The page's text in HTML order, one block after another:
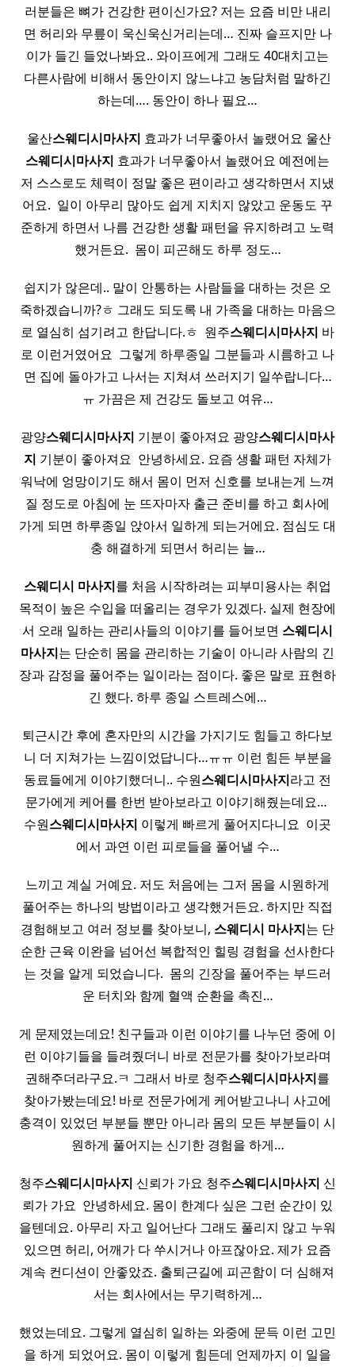
러분들은 뼈가 건강한 편이신가요? 저는 요즘 비만 내리
면 허리와 무릎이 욱신욱신거리는데… 진짜 슬프지만 나
이가 들긴 들었나봐요.. 와이프에게 그래도 40대치고는
다른사람에 비해서 동안이지 않느냐고 농담처럼 말하긴
하는데…. 동안이 하나 필요…
​ 울산스웨디시마사지 효과가 너무좋아서 놀랬어요 울산
스웨디시마사지 효과가 너무좋아서 놀랬어요 예전에는
저 스스로도 체력이 정말 좋은 편이라고 생각하면서 지냈
어요. ​ 일이 아무리 많아도 쉽게 지치지 않았고 운동도 꾸
준하게 하면서 나름 건강한 생활 패턴을 유지하려고 노력
했거든요. ​ 몸이 피곤해도 하루 정도…
쉽지가 않은데.. 말이 안통하는 사람들을 대하는 것은 오
죽하겠습니까?ㅎ 그래도 되도록 내 가족을 대하는 마음으
로 열심히 섬기려고 한답니다.ㅎ ​ 원주스웨디시마사지 바
로 이런거였어요 ​ 그렇게 하루종일 그분들과 시름하고 나
면 집에 돌아가고 나서는 지쳐셔 쓰러지기 일쑤랍니다…
ㅠ 가끔은 제 건강도 돌보고 여유…
광양스웨디시마사지 기분이 좋아져요 광양스웨디시마사
지 기분이 좋아져요 ​ 안녕하세요. 요즘 생활 패턴 자체가
워낙에 엉망이기도 해서 몸이 먼저 신호를 보내는게 느껴
질 정도로 아침에 눈 뜨자마자 출근 준비를 하고 회사에
가게 되면 하루종일 앉아서 일하게 되는거에요. 점심도 대
충 해결하게 되면서 허리는 늘…
스웨디시 마사지를 처음 시작하려는 피부미용사는 취업
목적이 높은 수입을 떠올리는 경우가 있겠다. 실제 현장에
서 오래 일하는 관리사들의 이야기를 들어보면 스웨디시
마사지는 단순히 몸을 관리하는 기술이 아니라 사람의 긴
장과 감정을 풀어주는 일이라는 점이다. 좋은 말로 표현하
긴 했다. 하루 종일 스트레스에…
퇴근시간 후에 혼자만의 시간을 가지기도 힘들고 하다보
니 더 지쳐가는 느낌이었답니다…ㅠㅠ 이런 힘든 부분을
동료들에게 이야기했더니.. 수원스웨디시마사지라고 전
문가에게 케어를 한번 받아보라고 이야기해줬는데요… ​
수원스웨디시마사지 이렇게 빠르게 풀어지다니요 ​ 이곳
에서 과연 이런 피로들을 풀어낼 수…
느끼고 계실 거예요. 저도 처음에는 그저 몸을 시원하게
풀어주는 하나의 방법이라고 생각했거든요. 하지만 직접
경험해보고 여러 정보를 찾아보니, 스웨디시 마사지는 단
순한 근육 이완을 넘어선 복합적인 힐링 경험을 선사한다
는 것을 알게 되었습니다. ​ 몸의 긴장을 풀어주는 부드러
운 터치와 함께 혈액 순환을 촉진…
게 문제였는데요! 친구들과 이런 이야기를 나누던 중에 이
런 이야기들을 들려줬더니 바로 전문가를 찾아가보라며
권해주더라구요.ㅋ 그래서 바로 청주스웨디시마사지를
찾아가봤는데요! 바로 전문가에게 케어받고나니 사고에
충격이 있었던 부분들 뿐만 아니라 몸의 모든 부분들이 시
원하게 풀어지는 신기한 경험을 하게…
청주스웨디시마사지 신뢰가 가요 청주스웨디시마사지 신
뢰가 가요 ​ 안녕하세요. 몸이 한계다 싶은 그런 순간이 있
을텐데요. 아무리 자고 일어난다 그래도 풀리지 않고 누워
있으면 허리, 어깨가 다 쑤시거나 아프잖아요. 제가 요즘
계속 컨디션이 안좋았죠. 출퇴근길에 피곤함이 더 심해져
서는 회사에서는 무기력하게…
했었는데요. 그렇게 열심히 일하는 와중에 문득 이런 고민
을 하게 되었어요. 몸이 이렇게 힘든데 언제까지 이 일을